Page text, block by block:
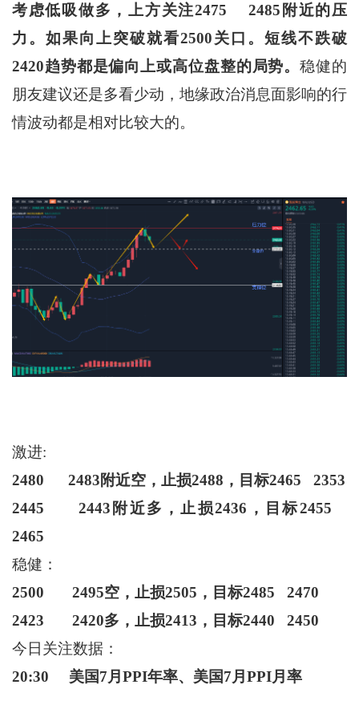
考虑低吸做多，上方关注2475 2485 附近的压
力。如果向上突破就看2500关口。短线不跌破
2420趋势都是偏向上或高位盘整的局势。稳健的
朋友建议还是多看少动，地缘政治消息面影响的行
情波动都是相对比较大的。
激进:
2480 2483附近空，止损2488 ，目标2465 2353
2445 2443 附近多，止损2436 ，目标2455
2465
稳健：
2500 2495空，止损2505 ，目标2485 2470
2423 2420多，止损2413 ，目标2440 2450
今日关注数据：
20:30
美国7月 PPI年率、美国7月 PPI月率